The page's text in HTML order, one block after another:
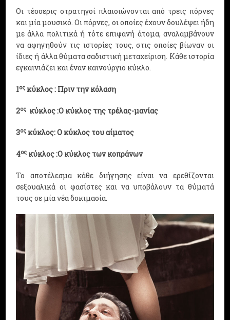
Οι τέσσερις στρατηγοί πλαισιώνονται από τρεις πόρνες
και μία μουσικό. Οι πόρνες, οι οποίες έχουν δουλέψει ήδη
με άλλα πολιτικά ή τότε επιφανή άτομα, αναλαμβάνουν
να αφηγηθούν τις ιστορίες τους, στις οποίες βίωναν οι
ίδιες ή άλλα θύματα σαδιστική μεταχείριση. Κάθε ιστορία
εγκαινιάζει και έναν καινούργιο κύκλο.
1ος κύκλος : Πριν την κόλαση
2ος κύκλος :Ο κύκλος της τρέλας-μανίας
3ος κύκλος: Ο κύκλος του αίματος
4ος κύκλος :Ο κύκλος των κοπράνων
Το αποτέλεσμα κάθε διήγησης είναι να ερεθίζονται
σεξουαλικά οι φασίστες και να υποβάλουν τα θύματά
τους σε μία νέα δοκιμασία.